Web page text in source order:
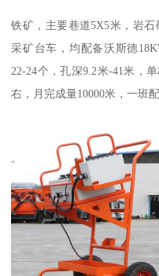
铁矿，主要巷道5X5米，岩
采矿台车，均配备沃斯德
22-24个，孔深9.2米-41米，
右，月完成量10000米，一班